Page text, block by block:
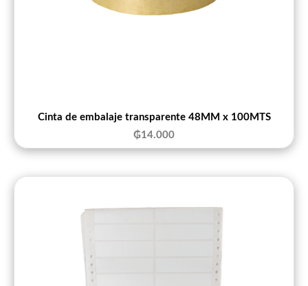
Cinta de embalaje transparente 48MM x 100MTS
₲14.000